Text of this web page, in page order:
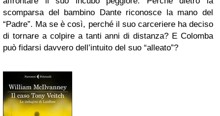
scomparsa del bambino Dante riconosce la mano del
“Padre”. Ma se è così, perché il suo carceriere ha deciso
di tornare a colpire a tanti anni di distanza? E Colomba
può fidarsi davvero dell’intuito del suo “alleato”?